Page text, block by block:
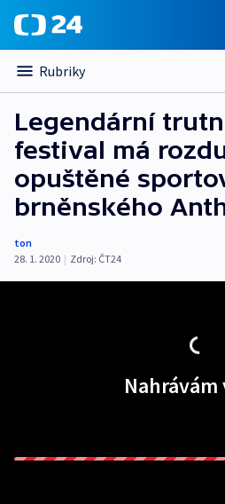
Rubriky
Legendární
festival má
opuštěné
brněnského
ton
28. 1. 2020 | Zdroj: ČT24
Nahrávám